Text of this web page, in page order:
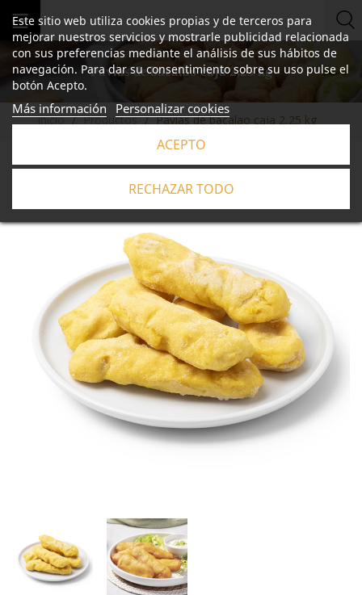
Pavías de bacalao caja 2,25 kg
Inicio Productos Pavías de bacalao caja 2,25 kg
Este sitio web utiliza cookies propias y de terceros para
mejorar nuestros servicios y mostrarle publicidad relacionada
con sus preferencias mediante el análisis de sus hábitos de
navegación. Para dar su consentimiento sobre su uso pulse el
botón Acepto.
Más información Personalizar cookies
RECHAZAR TODO
ACEPTO